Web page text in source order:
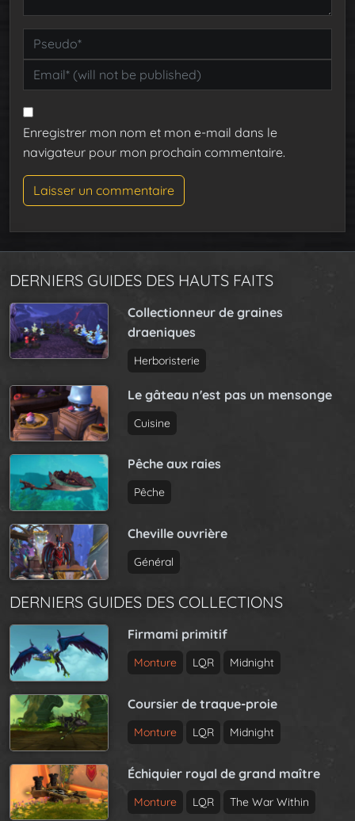
Enregistrer mon nom et mon e-mail dans le
navigateur pour mon prochain commentaire.
DERNIERS GUIDES DES HAUTS FAITS
Collectionneur de graines
draeniques
Herboristerie
Le gâteau n'est pas un mensonge
Cuisine
Pêche aux raies
Pêche
Cheville ouvrière
Général
DERNIERS GUIDES DES COLLECTIONS
Firmami primitif
Monture LQR Midnight
Coursier de traque-proie
Monture LQR Midnight
Échiquier royal de grand maître
Monture LQR The War Within